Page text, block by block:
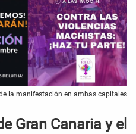
la manifestación en ambas capitales
Gran Canaria y el